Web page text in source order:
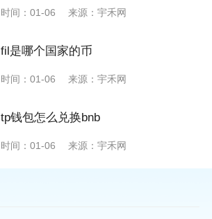
时间：01-06 来源：宇禾网
fil是哪个国家的币
时间：01-06 来源：宇禾网
tp钱包怎么兑换bnb
时间：01-06 来源：宇禾网